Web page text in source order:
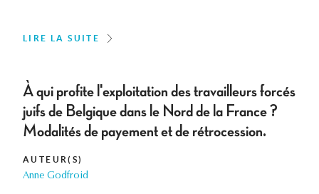
LIRE LA SUITE
À qui profite l'exploitation des travailleurs forcés
juifs de Belgique dans le Nord de la France ?
Modalités de payement et de rétrocession.
AUTEUR(S)
Anne Godfroid